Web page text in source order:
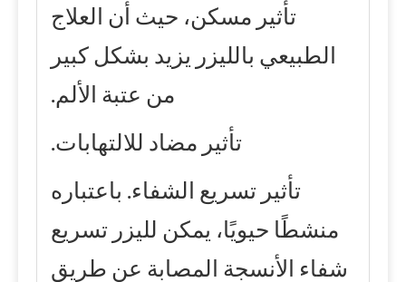
تأثير مسكن، حيث أن العلاج
الطبيعي بالليزر يزيد بشكل كبير
من عتبة الألم.
تأثير مضاد للالتهابات.
تأثير تسريع الشفاء. باعتباره
منشطًا حيويًا، يمكن لليزر تسريع
شفاء الأنسجة المصابة عن طريق